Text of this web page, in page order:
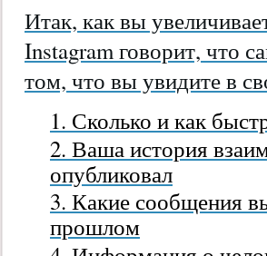
Итак, как вы
Instagram говорит, что
том, что вы увидите в
Сколько и как
Ваша история
опубликовал
Какие сообщения
прошлом